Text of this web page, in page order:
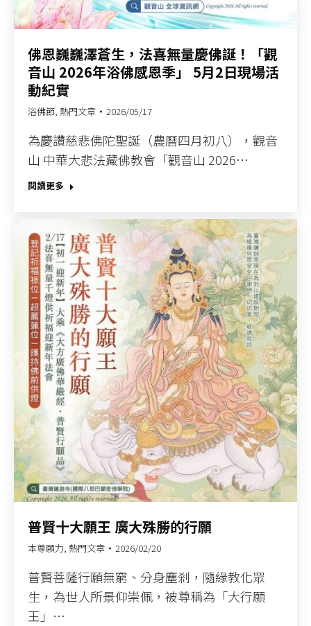
佛恩巍巍澤蒼生，法喜無量慶佛誕！「觀
音山 2026年浴佛感恩季」 5月2日現場活
動紀實
浴佛節, 熱門文章 2026/05/17
為慶讚慈悲佛陀聖誕（農曆四月初八），觀音
山 中華大悲法藏佛教會「觀音山 2026…
閱讀更多
普賢十大願王 廣大殊勝的行願​
本尊願力, 熱門文章 2026/02/20
普賢菩薩行願無窮、分身塵剎，隨緣教化眾
生，為世人所景仰崇佩，被尊稱為「大行願
王」…